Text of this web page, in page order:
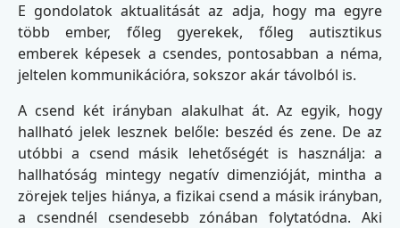
E gondolatok aktualitását az adja, hogy ma egyre
több ember, főleg gyerekek, főleg autisztikus
emberek képesek a csendes, pontosabban a néma,
jeltelen kommunikációra, sokszor akár távolból is.
A csend két irányban alakulhat át. Az egyik, hogy
hallható jelek lesznek belőle: beszéd és zene. De az
utóbbi a csend másik lehetőségét is használja: a
hallhatóság mintegy negatív dimenzióját, mintha a
zörejek teljes hiánya, a fizikai csend a másik irányban,
a csendnél csendesebb zónában folytatódna. Aki